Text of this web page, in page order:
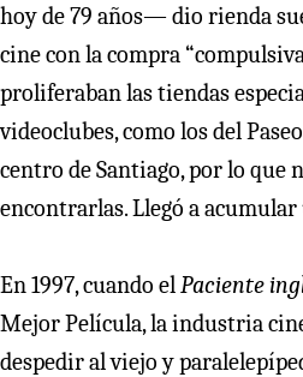
hoy de 79 años— dio rienda
cine con la compra
proliferaban las tiendas
videoclubes, como los del
centro de Santiago, por lo que
encontrarlas. Llegó a
En 1997, cuando elPaciente
Mejor Película, la industria
despedir al viejo y